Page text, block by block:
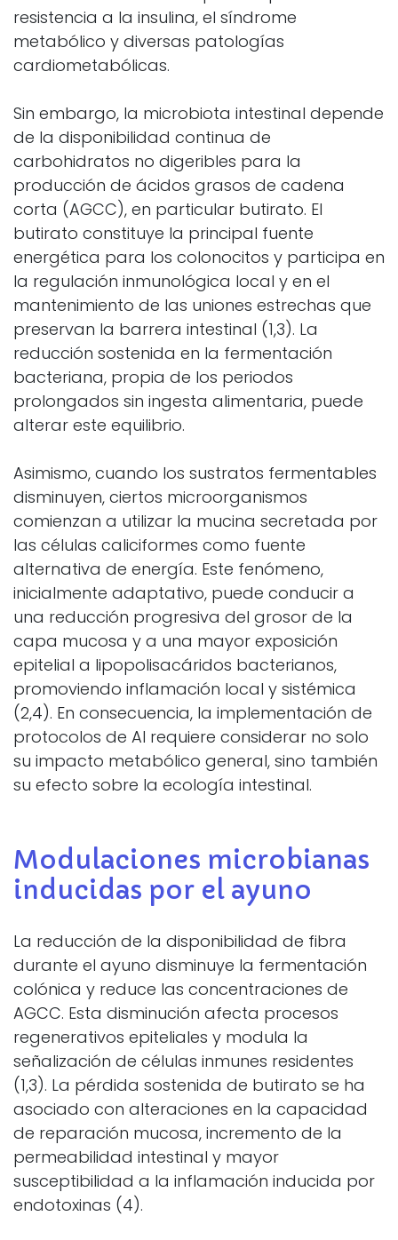
resistencia a la insulina, el síndrome
metabólico y diversas patologías
cardiometabólicas.
Sin embargo, la microbiota intestinal depende
de la disponibilidad continua de
carbohidratos no digeribles para la
producción de ácidos grasos de cadena
corta (AGCC), en particular butirato. El
butirato constituye la principal fuente
energética para los colonocitos y participa en
la regulación inmunológica local y en el
mantenimiento de las uniones estrechas que
preservan la barrera intestinal (1,3). La
reducción sostenida en la fermentación
bacteriana, propia de los periodos
prolongados sin ingesta alimentaria, puede
alterar este equilibrio.
Asimismo, cuando los sustratos fermentables
disminuyen, ciertos microorganismos
comienzan a utilizar la mucina secretada por
las células caliciformes como fuente
alternativa de energía. Este fenómeno,
inicialmente adaptativo, puede conducir a
una reducción progresiva del grosor de la
capa mucosa y a una mayor exposición
epitelial a lipopolisacáridos bacterianos,
promoviendo inflamación local y sistémica
(2,4). En consecuencia, la implementación de
protocolos de AI requiere considerar no solo
su impacto metabólico general, sino también
su efecto sobre la ecología intestinal.
Modulaciones microbianas
inducidas por el ayuno
La reducción de la disponibilidad de fibra
durante el ayuno disminuye la fermentación
colónica y reduce las concentraciones de
AGCC. Esta disminución afecta procesos
regenerativos epiteliales y modula la
señalización de células inmunes residentes
(1,3). La pérdida sostenida de butirato se ha
asociado con alteraciones en la capacidad
de reparación mucosa, incremento de la
permeabilidad intestinal y mayor
susceptibilidad a la inflamación inducida por
endotoxinas (4).